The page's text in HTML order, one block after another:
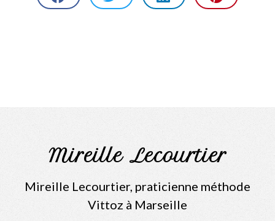
Mireille Lecourtier
Mireille Lecourtier, praticienne méthode
Vittoz à Marseille